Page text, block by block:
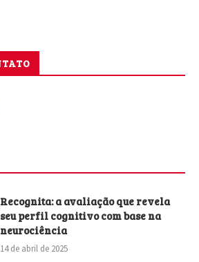
Recognita: a avaliação que revela
seu perfil cognitivo com base na
neurociência
14 de abril de 2025